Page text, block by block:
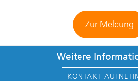
Zur Meldung
Weitere
KONTAKT